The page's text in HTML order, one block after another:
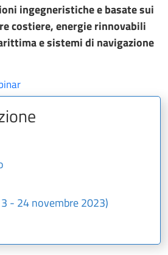
ingegneristiche e basate sui
costiere, energie rinnovabili
e sistemi di navigazione
- 24 novembre 2023)